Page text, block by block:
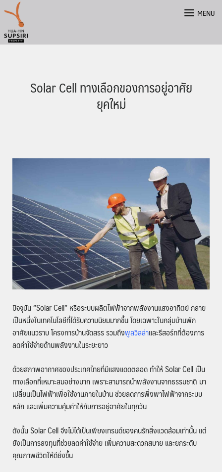
content
MENU
Solar Cell ทางเลือกของการอยู่อาศัย
ยุคใหม่
ปัจจุบัน “Solar Cell” หรือระบบผลิตไฟฟ้าจากพลังงานแสงอาทิตย์ กลาย
เป็นหนึ่งในเทคโนโลยีที่ได้รับความนิยมมากขึ้น โดยเฉพาะในกลุ่มบ้านพัก
อาศัยแนวราบ โครงการบ้านจัดสรร รวมถึงพูลวิลล่าและรีสอร์ทที่ต้องการ
ลดค่าใช้จ่ายด้านพลังงานในระยะยาว
ด้วยสภาพอากาศของประเทศไทยที่มีแสงแดดตลอด ทำให้ Solar Cell เป็น
ทางเลือกที่เหมาะสมอย่างมาก เพราะสามารถนำพลังงานจากธรรมชาติ มา
เปลี่ยนเป็นไฟฟ้าเพื่อใช้งานภายในบ้าน ช่วยลดการพึ่งพาไฟฟ้าจากระบบ
หลัก และเพิ่มความคุ้มค่าให้กับการอยู่อาศัยในทุกวัน
ดังนั้น Solar Cell จึงไม่ได้เป็นเพียงเทรนด์ของคนรักสิ่งแวดล้อมเท่านั้น แต่
ยังเป็นการลงทุนที่ช่วยลดค่าใช้จ่าย เพิ่มความสะดวกสบาย และยกระดับ
คุณภาพชีวิตให้ดียิ่งขึ้น